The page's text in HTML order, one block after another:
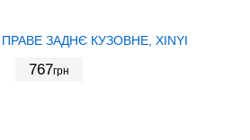
ЗАДНЄ КУЗОВНЕ, XINYI
767грн